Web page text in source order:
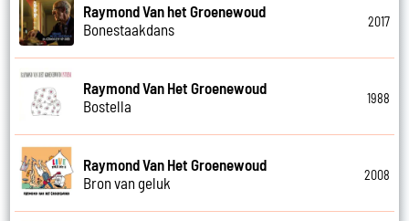
Raymond Van het Groenewoud
Bonestaakdans
2017
Raymond Van Het Groenewoud
Bostella
1988
Raymond Van Het Groenewoud
Bron van geluk
2008